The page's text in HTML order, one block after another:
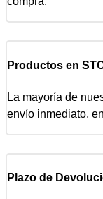
Productos en
La mayoría de
envío inmediato,
Plazo de